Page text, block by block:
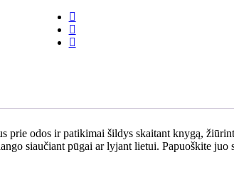
KOPA
prie odos ir patikimai šildys skaitant knygą,
siaučiant pūgai ar lyjant lietui. Papuoškite